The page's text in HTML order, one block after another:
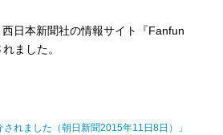
日本新聞社の情報サイト『Fanfun
ました。
されました（朝日新聞2015年11日8日）」